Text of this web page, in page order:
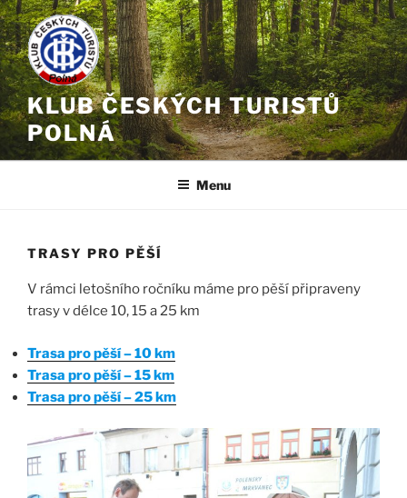
Přejít
k
obsahu
webu
KLUB ČESKÝCH TURISTŮ
POLNÁ
Menu
TRASY PRO PĚŠÍ
V rámci letošního ročníku máme pro pěší připraveny
trasy v délce 10, 15 a 25 km
Trasa pro pěší – 10 km
Trasa pro pěší – 15 km
Trasa pro pěší – 25 km